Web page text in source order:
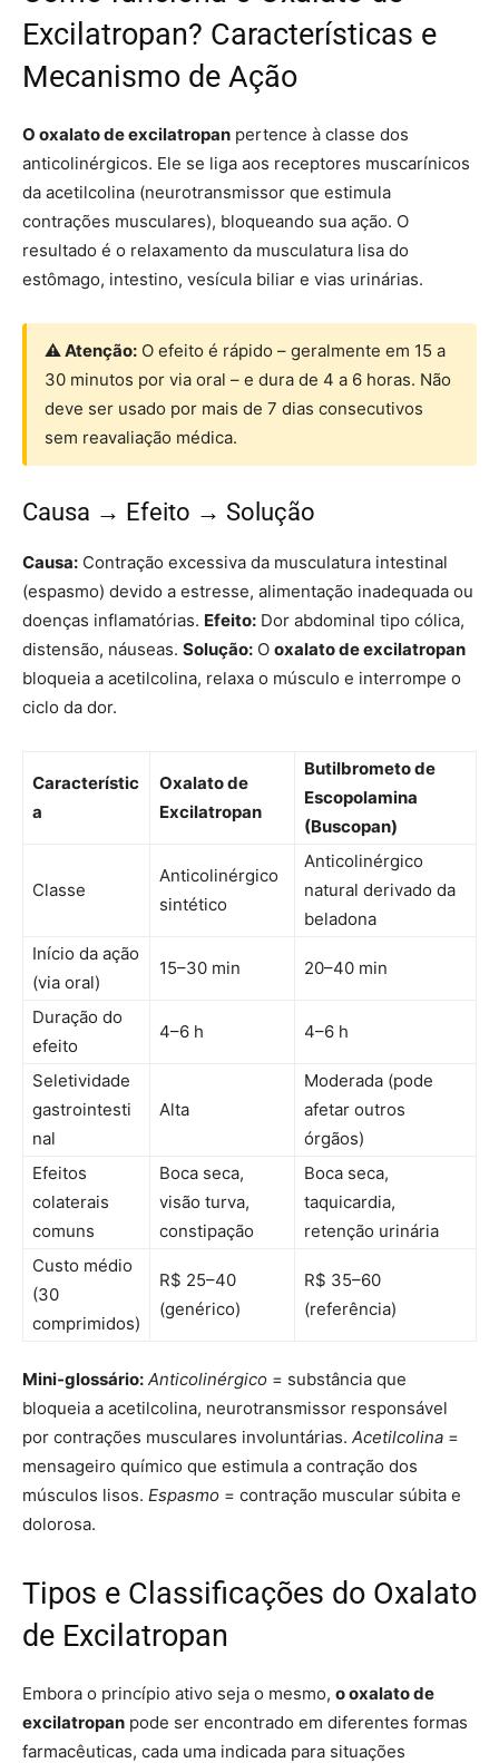
Excilatropan? Características e
Mecanismo de Ação
O oxalato de excilatropan pertence à classe dos
anticolinérgicos. Ele se liga aos receptores muscarínicos
da acetilcolina (neurotransmissor que estimula
contrações musculares), bloqueando sua ação. O
resultado é o relaxamento da musculatura lisa do
estômago, intestino, vesícula biliar e vias urinárias.
⚠ Atenção: O efeito é rápido – geralmente em 15 a
30 minutos por via oral – e dura de 4 a 6 horas. Não
deve ser usado por mais de 7 dias consecutivos
sem reavaliação médica.
Causa → Efeito → Solução
Causa: Contração excessiva da musculatura intestinal
(espasmo) devido a estresse, alimentação inadequada ou
doenças inflamatórias. Efeito: Dor abdominal tipo cólica,
distensão, náuseas. Solução: O oxalato de excilatropan
bloqueia a acetilcolina, relaxa o músculo e interrompe o
ciclo da dor.
Característic
a
Oxalato de
Excilatropan
Butilbrometo de
Escopolamina
(Buscopan)
Classe
Anticolinérgico
sintético
Anticolinérgico
natural derivado da
beladona
Início da ação
(via oral)
15–30 min 20–40 min
Duração do
efeito
4–6 h 4–6 h
Seletividade
gastrointesti
nal
Alta
Moderada (pode
afetar outros
órgãos)
Efeitos
colaterais
comuns
Boca seca,
visão turva,
constipação
Boca seca,
taquicardia,
retenção urinária
Custo médio
(30
comprimidos)
R$ 25–40
(genérico)
R$ 35–60
(referência)
Mini-glossário: Anticolinérgico = substância que
bloqueia a acetilcolina, neurotransmissor responsável
por contrações musculares involuntárias. Acetilcolina =
mensageiro químico que estimula a contração dos
músculos lisos. Espasmo = contração muscular súbita e
dolorosa.
Tipos e Classificações do Oxalato
de Excilatropan
Embora o princípio ativo seja o mesmo, o oxalato de
excilatropan pode ser encontrado em diferentes formas
farmacêuticas, cada uma indicada para situações